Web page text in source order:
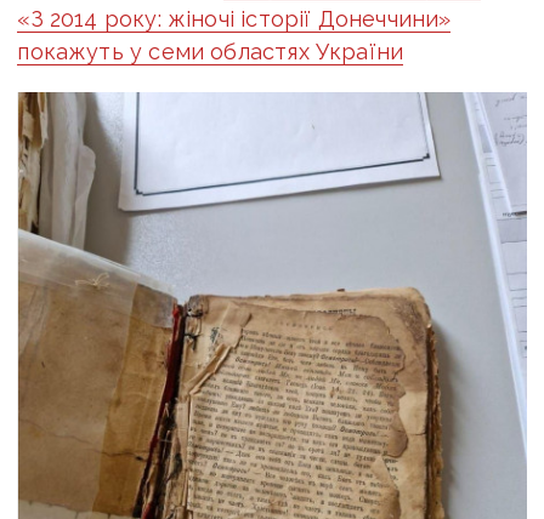
«З 2014 року: жіночі історії Донеччини»
покажуть у семи областях України